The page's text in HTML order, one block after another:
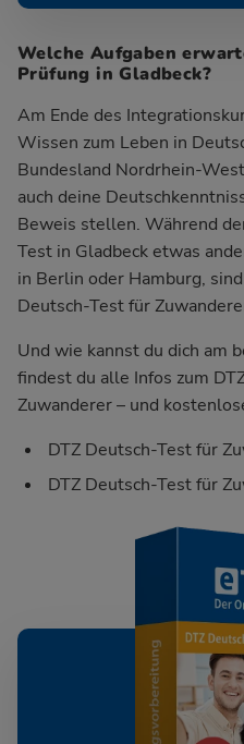
Welche Aufgaben
Prüfung in Gladbeck?
Am Ende des
Wissen zum Leben in
Bundesland Nordrhein-
auch deine
Beweis stellen. Während
Test in Gladbeck etwas
in Berlin oder Hamburg,
Deutsch-Test für
Und wie kannst du dich am
findest du alle Infos zum
Zuwanderer – und
DTZ Deutsch-Test für
DTZ Deutsch-Test für